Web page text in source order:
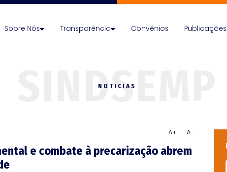
Sobre Nós Transparência Convênios Publicações
NOTICIAS
A+ A-
e combate à precarização abrem